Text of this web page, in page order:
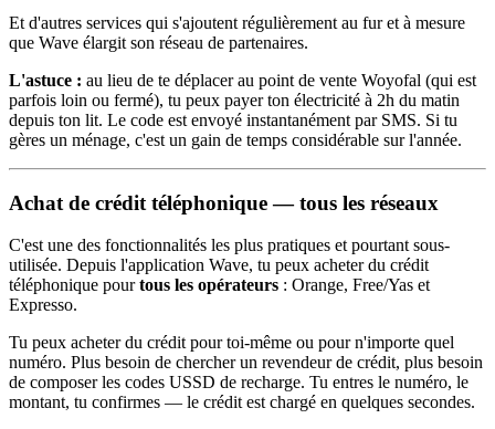
Et d'autres services qui s'ajoutent régulièrement au fur et à mesure
que Wave élargit son réseau de partenaires.
L'astuce : au lieu de te déplacer au point de vente Woyofal (qui est
parfois loin ou fermé), tu peux payer ton électricité à 2h du matin
depuis ton lit. Le code est envoyé instantanément par SMS. Si tu
gères un ménage, c'est un gain de temps considérable sur l'année.
Achat de crédit téléphonique — tous les réseaux
C'est une des fonctionnalités les plus pratiques et pourtant sous-
utilisée. Depuis l'application Wave, tu peux acheter du crédit
téléphonique pourtous les opérateurs : Orange, Free/Yas et
Expresso.
Tu peux acheter du crédit pour toi-même ou pour n'importe quel
numéro. Plus besoin de chercher un revendeur de crédit, plus besoin
de composer les codes USSD de recharge. Tu entres le numéro, le
montant, tu confirmes — le crédit est chargé en quelques secondes.